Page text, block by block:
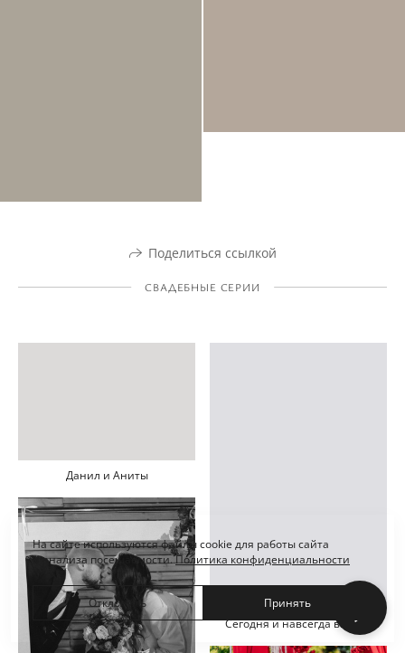
Поделиться ссылкой
СВАДЕБНЫЕ СЕРИИ
Данил и Аниты
Сегодня и навсегда вместе
На сайте используются файлы cookie для работы сайта
и анализа посещаемости.Политика конфиденциальности
Отклонить Принять